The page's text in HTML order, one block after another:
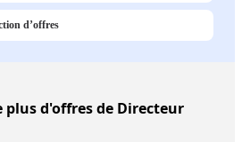
d’offres
plus d'offres de Directeur